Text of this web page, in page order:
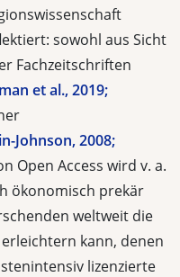
sowohl aus Sicht
Fachzeitschriften
et al., 2019;
Johnson, 2008;
Open Access wird v. a.
ökonomisch prekär
weltweit die
kann, denen
lizenzierte